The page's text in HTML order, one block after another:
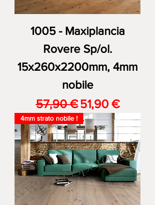
1005 - Maxiplancia
Rovere Sp/ol.
15x260x2200mm, 4mm
nobile
Prezzo regolare
57,90 €Prezzo
51,90 €
4mm strato nobile !